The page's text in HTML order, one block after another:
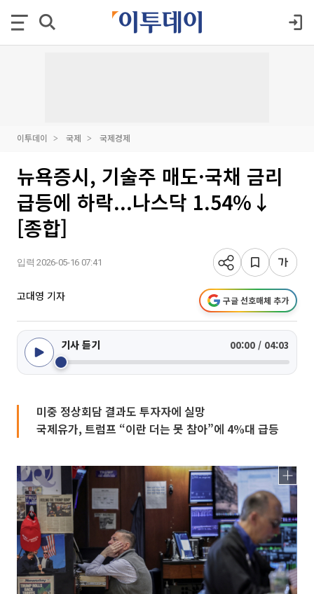
이투데이 국제 국제경제
뉴욕증시, 기술주 매도·국채 금리
급등에 하락...나스닥 1.54%↓
[종합]
입력 2026-05-16 07:41
고대영 기자 구글 선호매체 추가
기사 듣기 00:00 / 04:03
미중 정상회담 결과도 투자자에 실망
국제유가, 트럼프 “이란 더는 못 참아”에 4%대 급등